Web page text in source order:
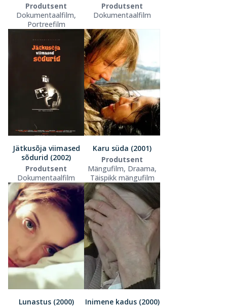
Produtsent
Dokumentaalfilm,
Portreefilm
Produtsent
Dokumentaalfilm
Jätkusõja viimased
sõdurid (2002)
Produtsent
Dokumentaalfilm
Karu süda (2001)
Produtsent
Mängufilm, Draama,
Täispikk mängufilm
Lunastus (2000)
Inimene kadus (2000)